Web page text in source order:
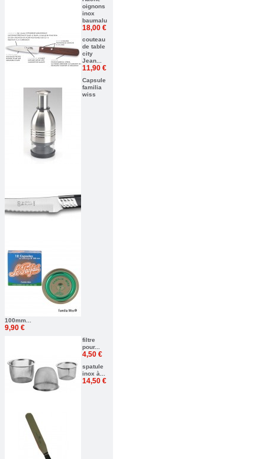
oignons
inox
baumalu
18,00 €
couteau
de table
city
Jean...
11,90 €
Capsule
familia
wiss
100mm...
9,90 €
filtre
pour...
4,50 €
spatule
inox à...
14,50 €